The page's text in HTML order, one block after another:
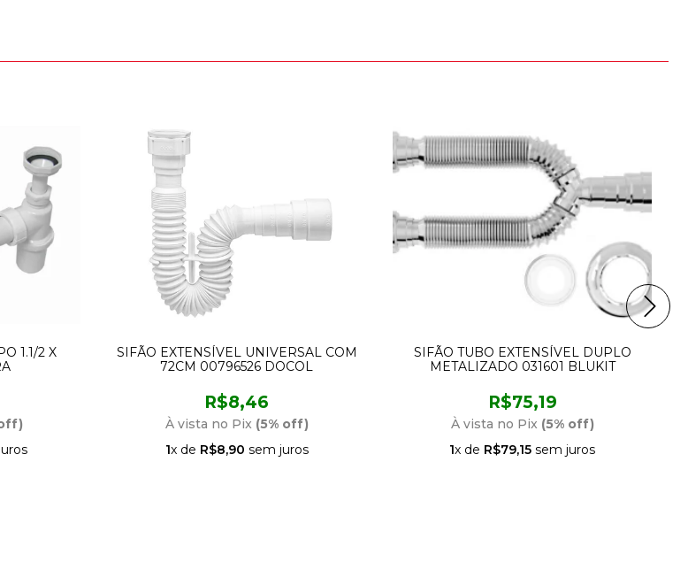
1.1/2 X
SIFÃO EXTENSÍVEL UNIVERSAL COM
72CM 00796526 DOCOL
R$8,46
À vista no Pix (5% off)
1x de R$8,90 sem juros
SIFÃO TUBO EXTENSÍVEL DUPLO
METALIZADO 031601 BLUKIT
R$75,19
À vista no Pix (5% off)
1x de R$79,15 sem juros